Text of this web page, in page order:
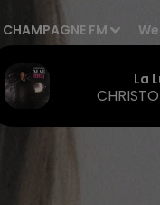
CHAMPAGNE FM
La